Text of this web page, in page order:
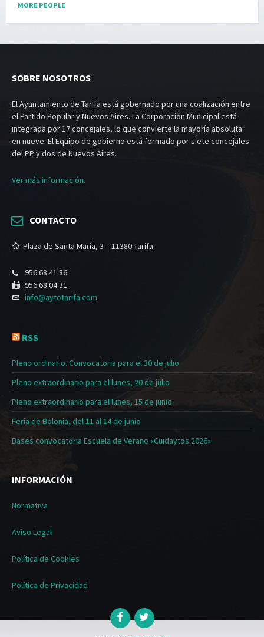
MORE PEOPLE
SOBRE NOSOTROS
El Ayuntamiento de Tarifa está gobernado por una coalización entre
el Partido Popular y Nuevos Aires. La Corporación Municipal está
integrada por 17 concejales, lo que convierte la mayoría absoluta
en nueve. El Equipo de gobierno está formado por siete concejales
del PP y dos de Nuevos Aires.
Ver más información.
CONTACTO
Plaza de Santa María, 3 – 11380 Tarifa
956 68 41 86
956 68 04 31
info@aytotarifa.com
RSS
Pleno ordinario. Convocatoria para el 30 de julio
Pleno extraordinario para el lunes, 20 de julio
Pleno extraordinario para el lunes, 15 de junio
Feria de Bolonia, del 11 al 14 de junio
Bases convocatoria Escuela de Verano «Cuidaytos 2026»
INFORMACIÓN
Normativa
Aviso Legal
Política de Cookies
Política de Privacidad